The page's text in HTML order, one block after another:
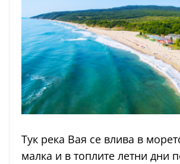
Тук река Вая се влива в
малка и в топлите летни дни